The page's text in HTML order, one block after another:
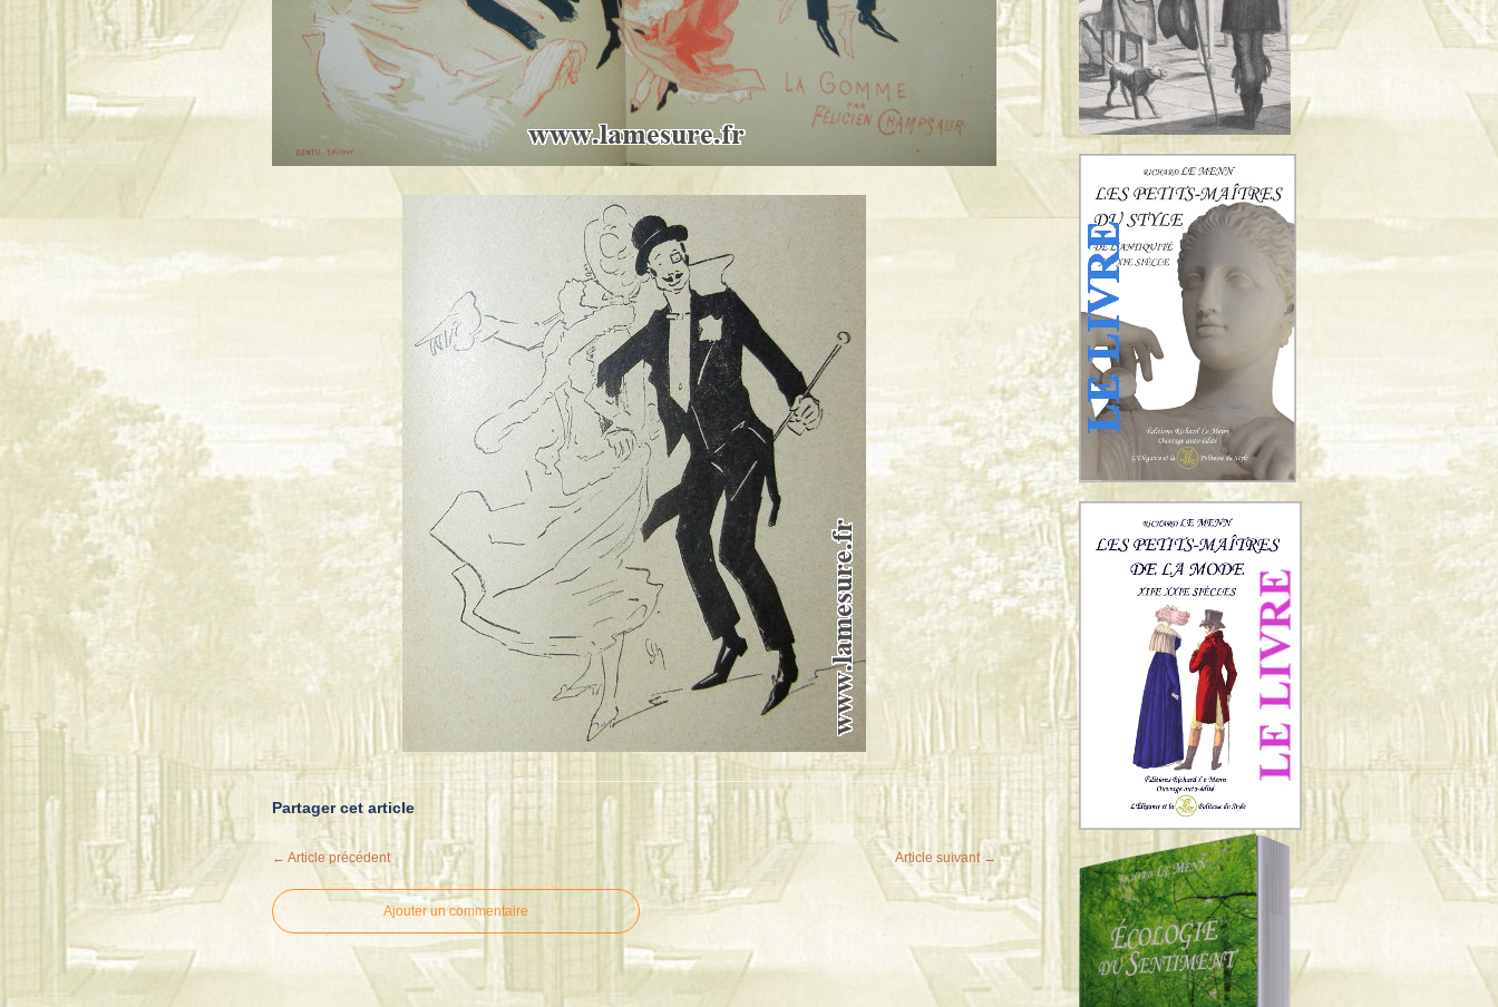
Partager cet article
← Article précédent Article suivant →
Ajouter un commentaire